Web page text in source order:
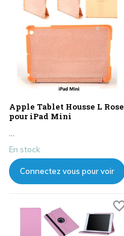
Apple Tablet Housse L Rose
pour iPad Mini
...
En stock
Connectez vous pour voir